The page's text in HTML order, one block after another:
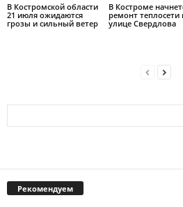
В Костромской области
21 июля ожидаются
грозы и сильный ветер
В Костроме
ремонт теплосети
улице Свердлова
Рекомендуем